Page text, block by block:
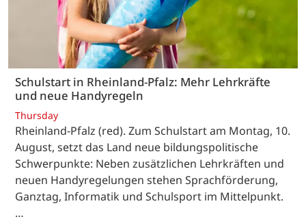
Schulstart in Rheinland-Pfalz: Mehr Lehrkräfte
und neue Handyregeln
Thursday
Rheinland-Pfalz (red). Zum Schulstart am Montag, 10.
August, setzt das Land neue bildungspolitische
Schwerpunkte: Neben zusätzlichen Lehrkräften und
neuen Handyregelungen stehen Sprachförderung,
Ganztag, Informatik und Schulsport im Mittelpunkt.
…